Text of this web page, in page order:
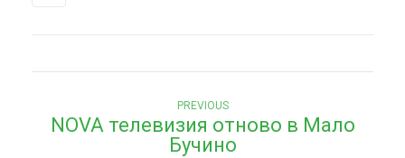
PREVIOUSPrevious
post:
NOVA телевизия отново в Мало
Бучино